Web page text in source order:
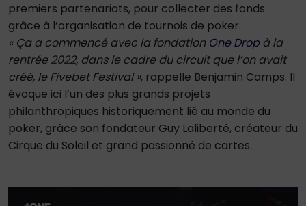
premiers partenariats, pour collecter des fonds
grâce à l’organisation de tournois de poker.
« Ça a commencé avec la fondation One Dropà la
rentrée 2022, dans le cadre du circuit que l’on avait
créé, le Fivebet Festival », rappelle Benjamin Camps. Il
évoque ici l’un des plus grands projets
philanthropiques historiquement lié au monde du
poker, grâce son fondateur Guy Laliberté, créateur du
Cirque du Soleil et grand passionné de cartes.